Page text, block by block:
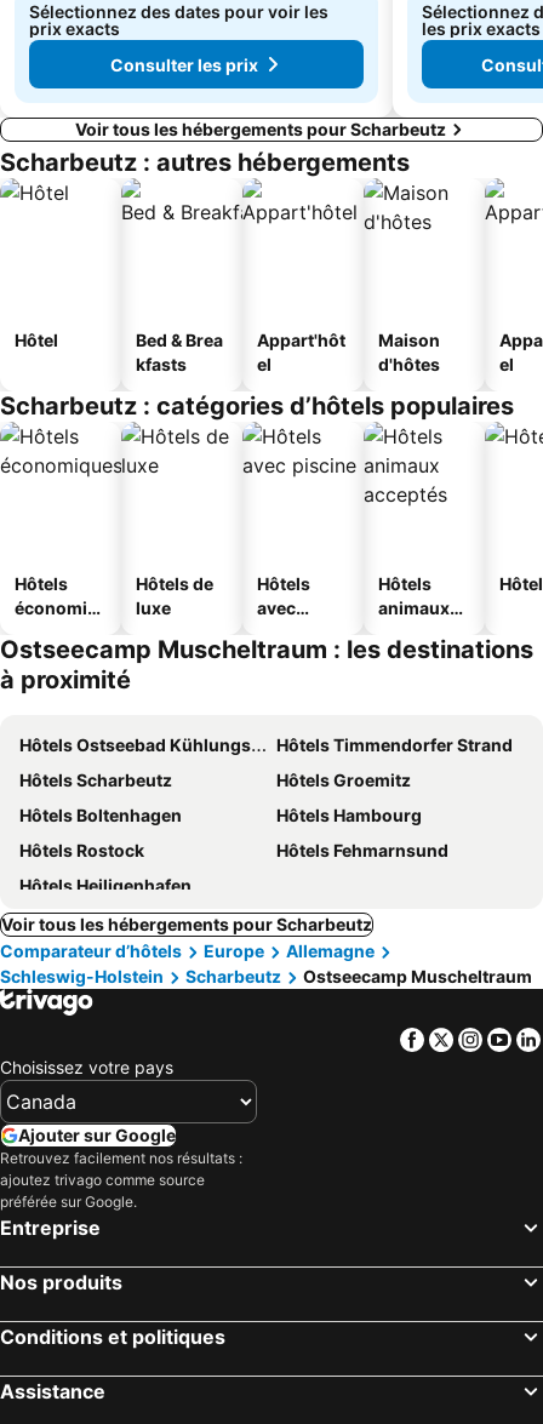
Sélectionnez des dates pour voir les
prix exacts
Consulter les prix
Sélectionnez
les prix exacts
Voir tous les hébergements pour Scharbeutz
Scharbeutz : autres hébergements
Hôtel
Bed & Brea
kfasts
Appart'hôt
el
Maison
d'hôtes
el
Scharbeutz : catégories d’hôtels populaires
Hôtels
économiq
Hôtels de
luxe
Hôtels
avec
Hôtels
animaux
Ostseecamp Muscheltraum : les destinations
à proximité
Hôtels Ostseebad Kühlungsborn
Hôtels Timmendorfer Strand
Hôtels Scharbeutz
Hôtels Groemitz
Hôtels Boltenhagen
Hôtels Hambourg
Hôtels Rostock
Hôtels Fehmarnsund
Hôtels Heiligenhafen
Voir tous les hébergements pour Scharbeutz
Comparateur d’hôtels
Europe
Allemagne
Schleswig-Holstein
Scharbeutz Ostseecamp Muscheltraum
Facebook
Twitter
Choisissez votre pays
Ajouter sur Google
Retrouvez facilement nos résultats :
ajoutez trivago comme source
préférée sur Google.
Entreprise
Nos produits
Conditions et politiques
Assistance